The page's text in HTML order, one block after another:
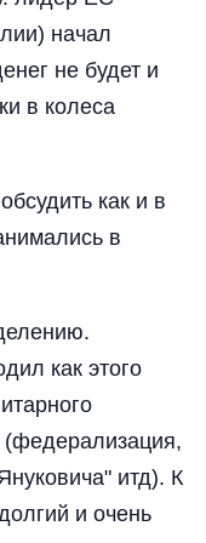
начал
не будет и
в колеса
как и в
в
как этого
(федерализация,
итд). К
и очень